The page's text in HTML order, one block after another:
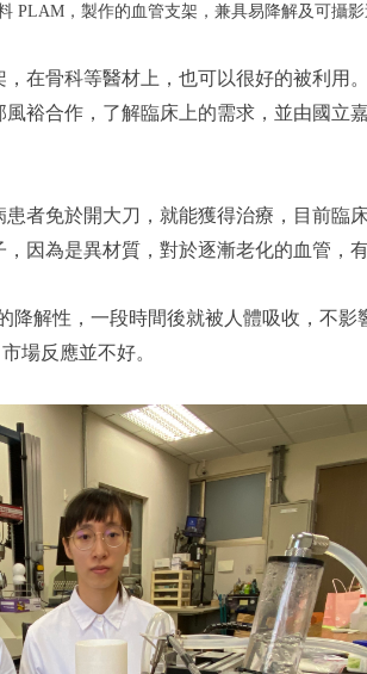
PLAM，製作的血管支架，兼具易降解及可攝
在骨科等醫材上，也可以很好的被利用
裕合作，了解臨床上的需求，並由國立
者免於開大刀，就能獲得治療，目前臨
因為是異材質，對於逐漸老化的血管，
解性，一段時間後就被人體吸收，不影
場反應並不好。